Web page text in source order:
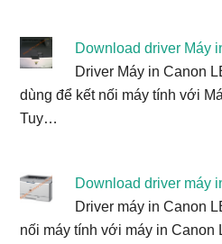
Download driver Máy
Driver Máy in Canon
dùng để kết nối máy tính với
Tuy…
Download driver máy
Driver máy in Canon
nối máy tính với máy in Canon